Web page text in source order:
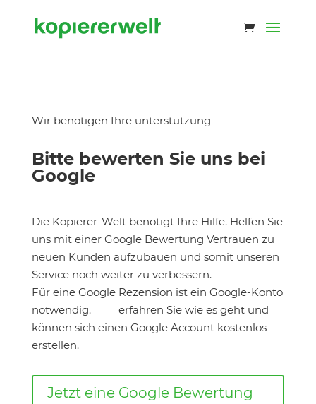
Wir benötigen Ihre unterstützung
Bitte bewerten Sie uns bei
Google
Die Kopierer-Welt benötigt Ihre Hilfe. Helfen Sie
uns mit einer Google Bewertung Vertrauen zu
neuen Kunden aufzubauen und somit unseren
Service noch weiter zu verbessern.
Für eine Google Rezension ist ein Google-Konto
notwendig.
erfahren Sie wie es geht und
können sich einen Google Account kostenlos
erstellen.
Jetzt eine Google Bewertung